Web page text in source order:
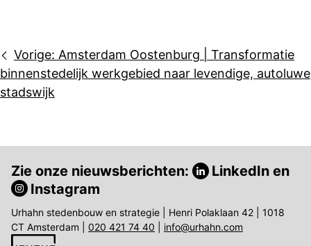
Bericht
navigatie
Vorige: Amsterdam Oostenburg | Transformatie
binnenstedelijk werkgebied naar levendige, autoluwe
stadswijk
Zie onze nieuwsberichten: LinkedIn en
Instagram
Urhahn stedenbouw en strategie | Henri Polaklaan 42 | 1018
CT Amsterdam | 020 421 74 40 info@urhahn.com